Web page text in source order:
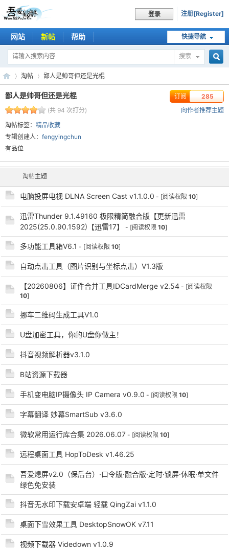
登录 注册[Register]
快捷导航
网站 新帖 帮助
搜索
索
破
解
淘帖 鄙人是帅哥但还是光棍
鄙人是帅哥但还是光棍 285
订阅
向作者推荐主题
(共 94 次打分)
淘帖标签： 精品收藏
专辑创建人： fengyingchun
有品位
淘帖主题
电脑投屏电视 DLNA Screen Cast v1.1.0.0 - [阅读权限 10]
迅雷Thunder 9.1.49160 极限精简融合版【更新迅雷
2025(25.0.90.1592)【迅雷17】
- [阅读权限 10]
多功能工具箱V6.1 - [阅读权限 10]
自动点击工具（图片识别与坐标点击）V1.3版
【20260806】证件合并工具IDCardMerge v2.54 - [阅读权限
10]
挪车二维码生成工具V1.0
U盘加密工具，你的U盘你做主！
抖音视频解析器v3.1.0
B站资源下载器
手机变电脑IP摄像头 IP Camera v0.9.0 - [阅读权限 10]
字幕翻译 妙幕SmartSub v3.6.0
微软常用运行库合集 2026.06.07 - [阅读权限 10]
远程桌面工具 HopToDesk v1.46.25
吾爱熄屏v2.0（保后台）·口令版·融合版·定时·锁屏·休眠·单文件
绿色免安装
抖音无水印下载安卓端 轻载 QingZai v1.1.0
桌面下雪效果工具 DesktopSnowOK v7.11
视频下载器 Videdown v1.0.9